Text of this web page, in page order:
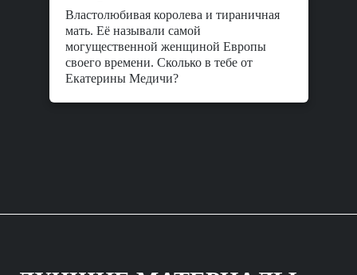
Властолюбивая королева и тираничная
мать. Её называли самой
могущественной женщиной Европы
своего времени. Сколько в тебе от
Екатерины Медичи?